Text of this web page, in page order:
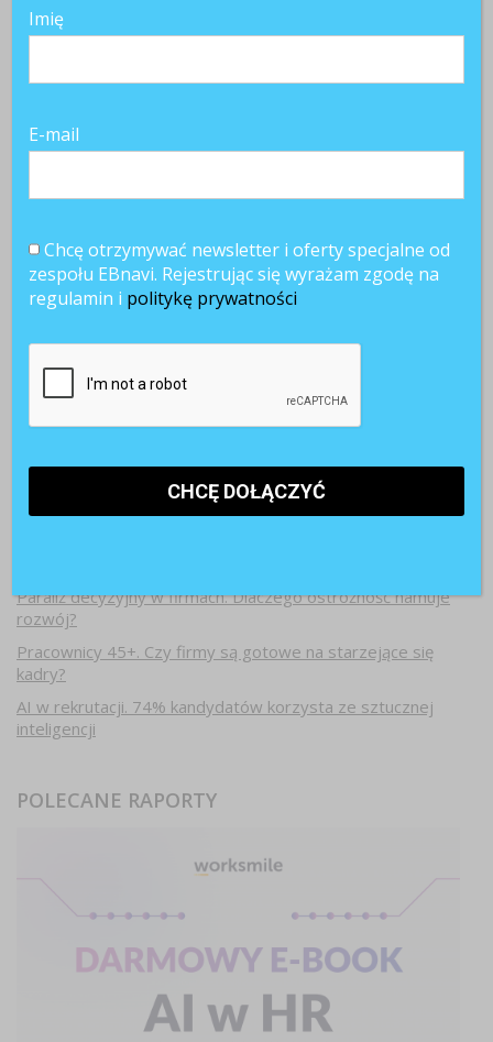
Paraliż decyzyjny w firmach. Dlaczego ostrożność hamuje
rozwój?
Pracownicy 45+. Czy firmy są gotowe na starzejące się
kadry?
AI w rekrutacji. 74% kandydatów korzysta ze sztucznej
inteligencji
POLECANE RAPORTY
Imię
E-mail
Chcę otrzymywać newsletter i oferty specjalne od
zespołu EBnavi. Rejestrując się wyrażam zgodę na
regulamin i politykę prywatności